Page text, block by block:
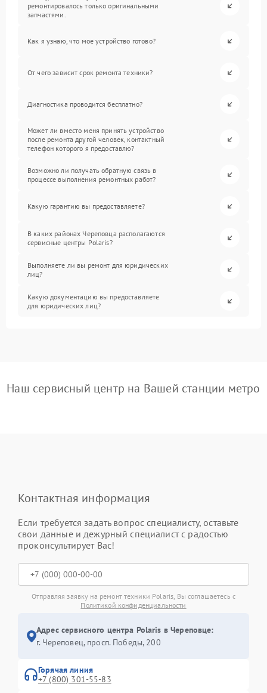
ремонтировалось только оригинальными
запчастями.
Как я узнаю, что мое устройство готово?
От чего зависит срок ремонта техники?
Диагностика проводится бесплатно?
Может ли вместо меня принять устройство
после ремонта другой человек, контактный
телефон которого я предоставлю?
Возможно ли получать обратную связь в
процессе выполнения ремонтных работ?
Какую гарантию вы предоставляете?
В каких районах Череповца располагаются
сервисные центры Polaris?
Выполняете ли вы ремонт для юридических
лиц?
Какую документацию вы предоставляете
для юридических лиц?
Наш сервисный центр на Вашей станции метро
Контактная информация
Если требуется задать вопрос специалисту, оставьте
свои данные и дежурный специалист с радостью
проконсультирует Вас!
Отправляя заявку на ремонт техники Polaris, Вы соглашаетесь с
Политикой конфиденциальности
Адрес сервисного центра Polaris в Череповце:
г. Череповец, просп. Победы, 200
Горячая линия
+7 (800) 301-55-83